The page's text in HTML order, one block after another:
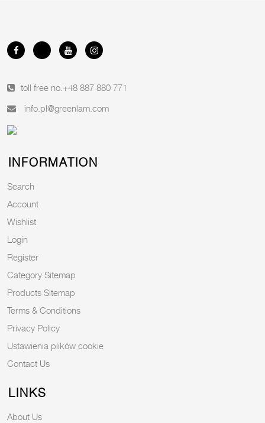
toll free no. +48 887 880 771
info.pl@greenlam.com
INFORMATION
Search
Account
Wishlist
Login
Register
Category Sitemap
Products Sitemap
Terms & Conditions
Privacy Policy
Ustawienia plików cookie
Contact Us
LINKS
About Us